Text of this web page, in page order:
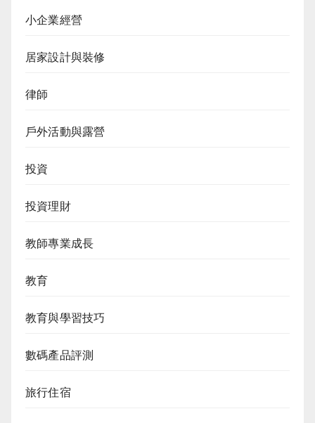
小企業經營
居家設計與裝修
律師
戶外活動與露營
投資
投資理財
教師專業成長
教育
教育與學習技巧
數碼產品評測
旅行住宿